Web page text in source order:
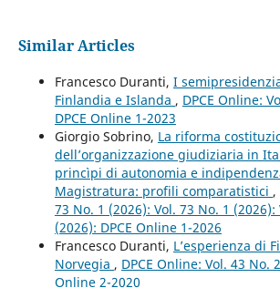
Similar Articles
Francesco Duranti, I
Finlandia e Islanda , DPCE Online:
DPCE Online 1-2023
Giorgio Sobrino, La riforma
dell’organizzazione giudiziaria in
princìpi di autonomia e
Magistratura: profili comparatistici ,
73 No. 1 (2026): Vol. 73 No. 1 (2026):
(2026): DPCE Online 1-2026
Francesco Duranti, L’esperienza di
Norvegia , DPCE Online: Vol. 43 No.
Online 2-2020